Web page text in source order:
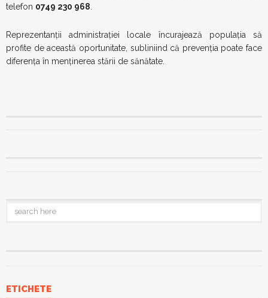
telefon 0749 230 968
Reprezentanții administrației locale încurajează populația să
profite de această oportunitate, subliniind că prevenția poate face
diferența în menținerea stării de sănătate.
ETICHETE